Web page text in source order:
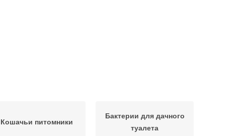
Кошачьи питомники
Бактерии для дачного
туалета